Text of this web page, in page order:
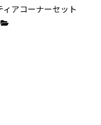
アコーナーセット